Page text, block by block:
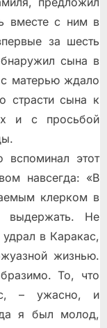
вместе с ним в
за шесть
сына в
матерью ждало
страсти сына к
и с просьбой
вспоминал этот
навсегда: «В
клерком в
Не
в Каракас,
жизнью.
То, что
– ужасно, и
я был молод,